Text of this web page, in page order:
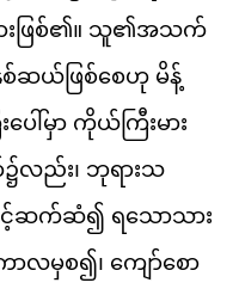
ဖစ်၏။ သူ၏​အသက
စဆယ ဖစစဟ မန
ပ မ ကယ ကမ
်၌​လည်း၊ ဘရသ
ငဆကဆံ​၍ ရသသ
လမစ၍၊ ကစ